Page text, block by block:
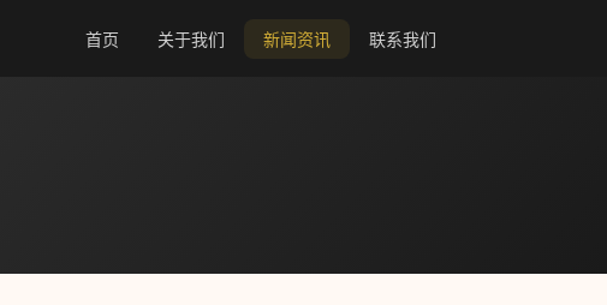
首页 关于我们 新闻资讯 联系我们